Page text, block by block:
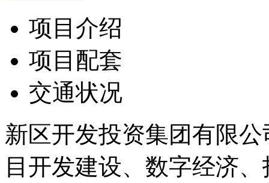
项目介绍
项目配套
交通状况
新区开发投资集团有限
目开发建设、数字经济